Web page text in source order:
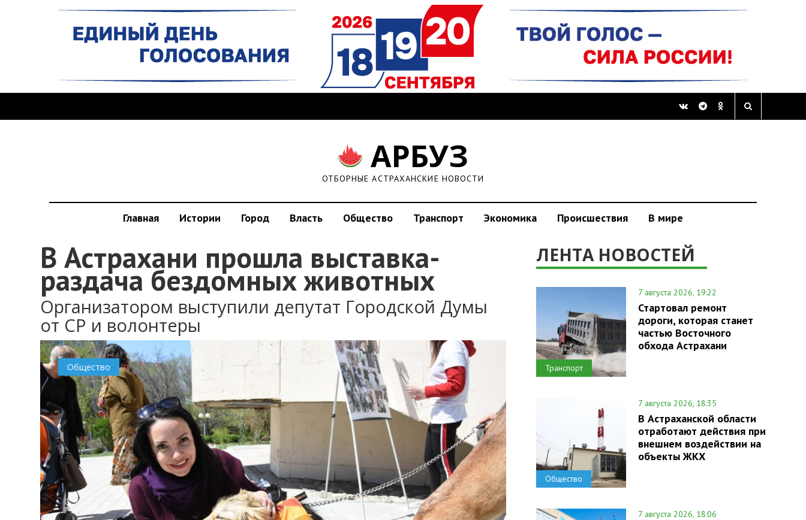
АРБУЗ
ОТБОРНЫЕ АСТРАХАНСКИЕ НОВОСТИ
Главная Истории Город Власть Общество Транспорт Экономика Происшествия В мире
В Астрахани прошла выставка-
раздача бездомных животных
Организатором выступили депутат Городской Думы
от СР и волонтеры
Общество
ЛЕНТА НОВОСТЕЙ
Транспорт
7 августа 2026, 19:22
Стартовал ремонт
дороги, которая станет
частью Восточного
обхода Астрахани
Общество
7 августа 2026, 18:35
В Астраханской области
отработают действия при
внешнем воздействии на
объекты ЖКХ
7 августа 2026, 18:06